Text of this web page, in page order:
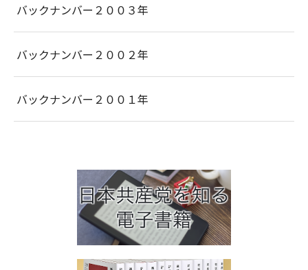
バックナンバー２００３年
バックナンバー２００２年
バックナンバー２００１年